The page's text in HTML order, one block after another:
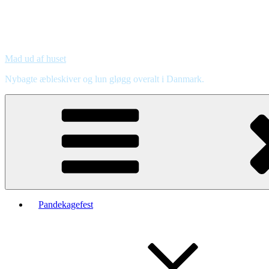
Mad ud af huset
Nybagte æbleskiver og lun gløgg overalt i Danmark.
Pandekagefest